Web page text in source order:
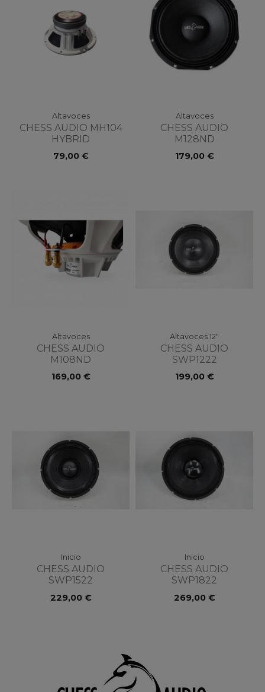
Altavoces
CHESS AUDIO MH104
HYBRID
79,00 €
Altavoces
CHESS AUDIO
M128ND
179,00 €
Altavoces
CHESS AUDIO
M108ND
169,00 €
Altavoces 12"
CHESS AUDIO
SWP1222
199,00 €
Inicio
CHESS AUDIO
SWP1522
229,00 €
Inicio
CHESS AUDIO
SWP1822
269,00 €